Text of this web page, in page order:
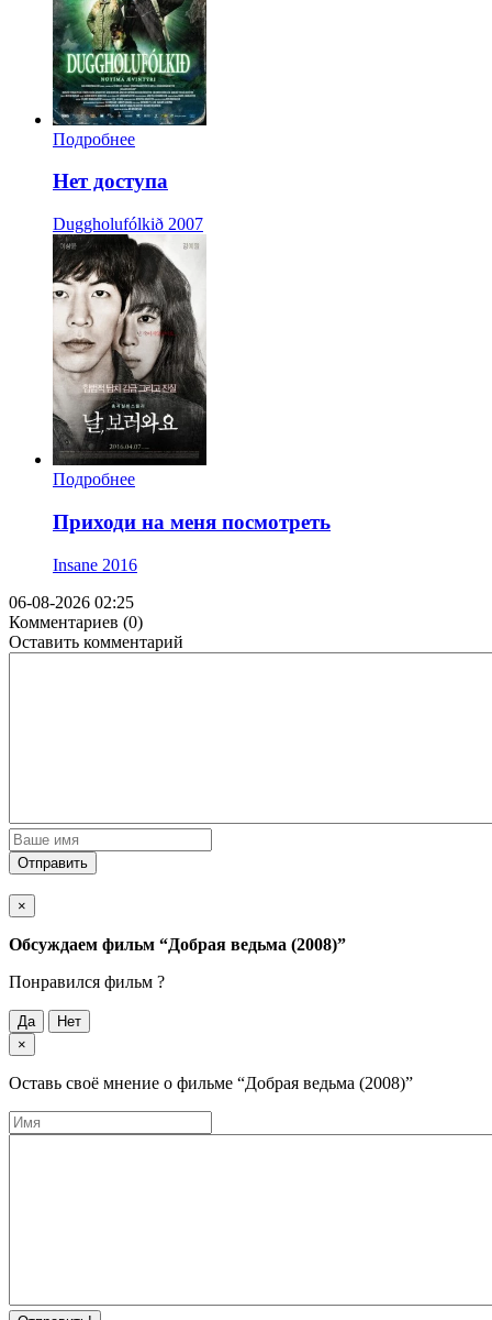
Подробнее
Нет доступа
Duggholufólkið 2007
Подробнее
Приходи на меня посмотреть
Insane 2016
06-08-2026 02:25
Комментариев (0)
Оставить комментарий
Отправить
×
Обсуждаем фильм “Добрая ведьма (2008)”
Понравился фильм ?
Да
Нет
×
Оставь своё мнение о фильме “Добрая ведьма (2008)”